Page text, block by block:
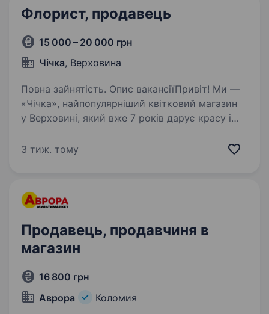
Флорист, продавець
15 000 – 20 000 грн
Чічка, Верховина
Повна зайнятість. Опис вакансіїПривіт! Ми —
«Чічка», найпопулярніший квітковий магазин
у Верховині, який вже 7 років дарує красу і
хочеш працювати у дружній атмосфері і
3 тиж. тому
Продавець, продавчиня в
магазин
16 800 грн
Аврора
Коломия